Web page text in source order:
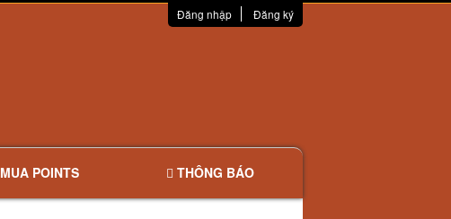
Đăng nhập Đăng ký
MUA POINTS THÔNG BÁO